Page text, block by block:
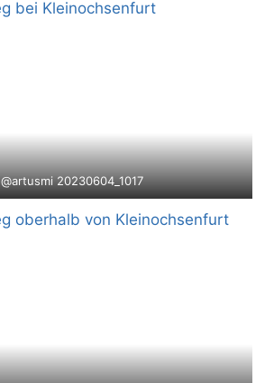
@artusmi 20230604_1017